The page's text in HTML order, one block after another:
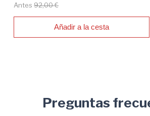
Antes 92,00 €
Añadir a la cesta
Preguntas